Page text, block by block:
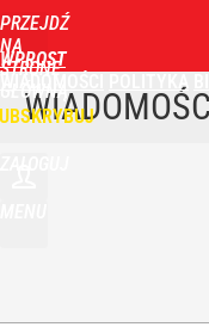
PRZEJDŹ
NA
STRONĘ
GŁÓWNĄ
WPROST
POLITYKA